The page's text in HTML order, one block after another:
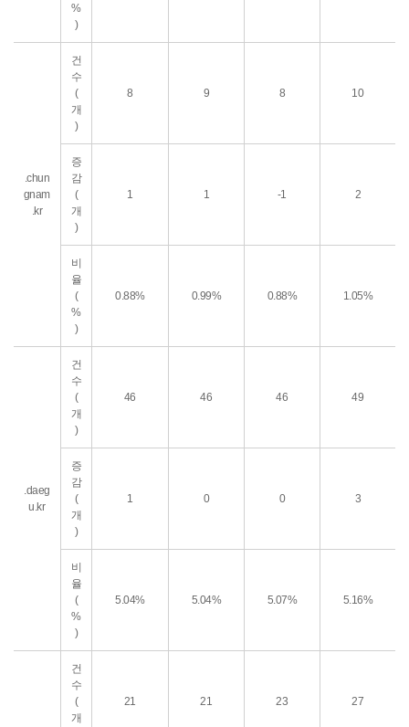
%
)
.chun
gnam
.kr
건
수
(
개
)
8 9 8 10
증
감
(
개
)
1 1 -1 2
비
율
(
%
)
0.88% 0.99% 0.88% 1.05%
.daeg
u.kr
건
수
(
개
)
46 46 46 49
증
감
(
개
)
1 0 0 3
비
율
(
%
)
5.04% 5.04% 5.07% 5.16%
건
수
(
개
21 21 23 27